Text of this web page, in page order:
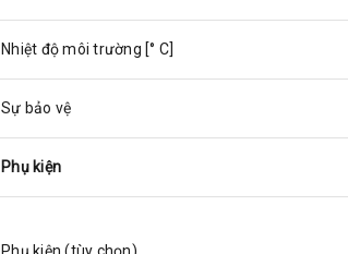
Nhiệt độ môi trường [° C]
Sự bảo vệ
Phụ kiện